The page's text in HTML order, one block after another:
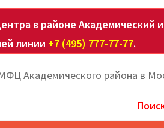
в районе Академический
линии +7 (495) 777-77-77.
Академического района в